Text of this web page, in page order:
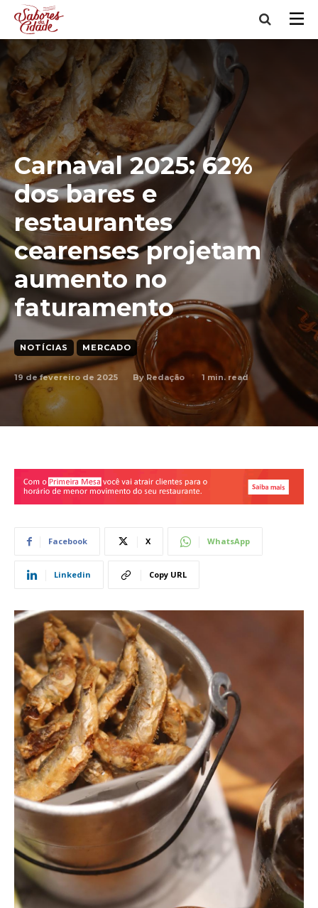
Carnaval 2025: 62%
dos bares e
restaurantes
cearenses projetam
aumento no
faturamento
NOTÍCIAS MERCADO
19 de fevereiro de 2025 By Redação 1 min. read
Facebook X WhatsApp
Linkedin Copy URL